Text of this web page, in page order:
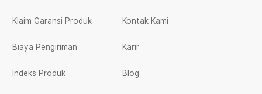
Klaim Garansi Produk
Biaya Pengiriman
Indeks Produk
Kontak Kami
Karir
Blog